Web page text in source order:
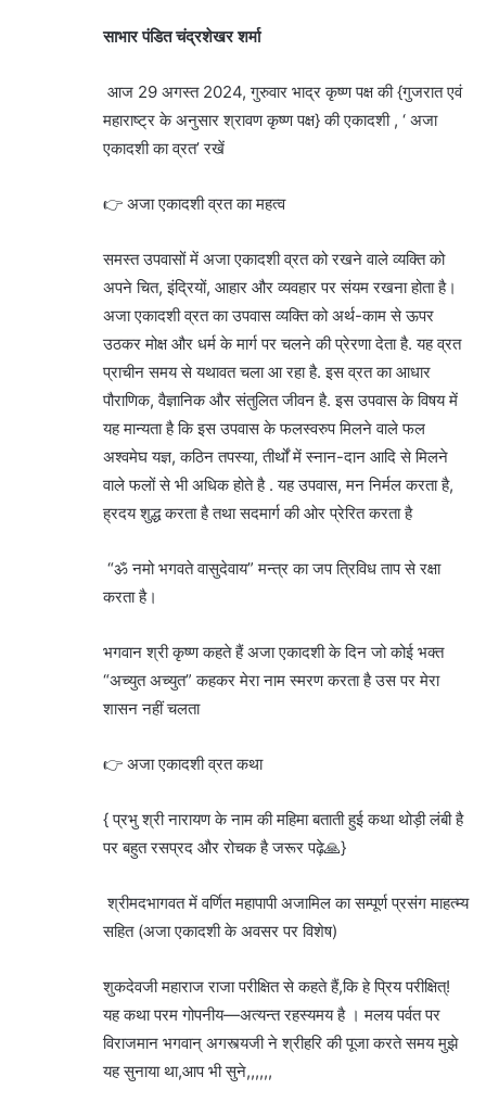
साभार पंडित चंद्रशेखर शर्मा
आज 29 अगस्त 2024, गुरुवार भाद्र कृष्ण पक्ष की {गुजरात एवं
महाराष्ट्र के अनुसार श्रावण कृष्ण पक्ष} की एकादशी , ‘ अजा
एकादशी का व्रत’ रखें
👉 अजा एकादशी व्रत का महत्व
समस्त उपवासों में अजा एकादशी व्रत को रखने वाले व्यक्ति को
अपने चित, इंद्रियों, आहार और व्यवहार पर संयम रखना होता है।
अजा एकादशी व्रत का उपवास व्यक्ति को अर्थ-काम से ऊपर
उठकर मोक्ष और धर्म के मार्ग पर चलने की प्रेरणा देता है. यह व्रत
प्राचीन समय से यथावत चला आ रहा है. इस व्रत का आधार
पौराणिक, वैज्ञानिक और संतुलित जीवन है. इस उपवास के विषय में
यह मान्यता है कि इस उपवास के फलस्वरुप मिलने वाले फल
अश्वमेघ यज्ञ, कठिन तपस्या, तीर्थों में स्नान-दान आदि से मिलने
वाले फलों से भी अधिक होते है . यह उपवास, मन निर्मल करता है,
ह्रदय शुद्ध करता है तथा सदमार्ग की ओर प्रेरित करता है
“ॐ नमो भगवते वासुदेवाय” मन्त्र का जप त्रिविध ताप से रक्षा
करता है।
भगवान श्री कृष्ण कहते हैं अजा एकादशी के दिन जो कोई भक्त
“अच्युत अच्युत” कहकर मेरा नाम स्मरण करता है उस पर मेरा
शासन नहीं चलता
👉 अजा एकादशी व्रत कथा
{ प्रभु श्री नारायण के नाम की महिमा बताती हुई कथा थोड़ी लंबी है
पर बहुत रसप्रद और रोचक है जरूर पढ़े🙏}
श्रीमदभागवत में वर्णित महापापी अजामिल का सम्पूर्ण प्रसंग माहत्म्य
सहित (अजा एकादशी के अवसर पर विशेष)
शुकदेवजी महाराज राजा परीक्षित से कहते हैं,कि हे प्रिय परीक्षित्!
यह कथा परम गोपनीय—अत्यन्त रहस्यमय है । मलय पर्वत पर
विराजमान भगवान् अगस्त्यजी ने श्रीहरि की पूजा करते समय मुझे
यह सुनाया था,आप भी सुने,,,,,,